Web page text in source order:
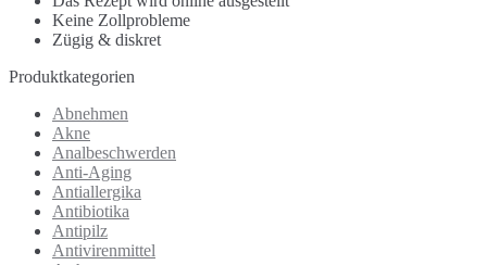
Keine Zollprobleme
Zügig & diskret
Produktkategorien
Abnehmen
Akne
Analbeschwerden
Anti-Aging
Antiallergika
Antibiotika
Antipilz
Antivirenmittel